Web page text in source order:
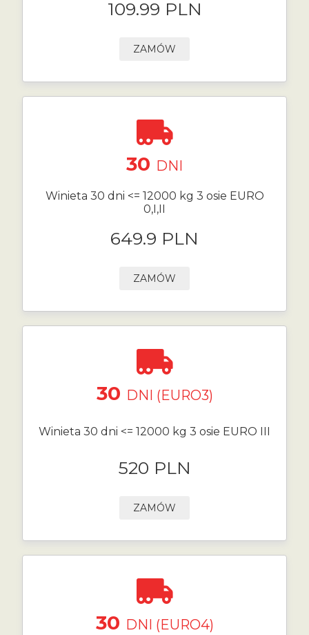
109.99 PLN
ZAMÓW
30 DNI
Winieta 30 dni <= 12000 kg 3 osie EURO
0,I,II
649.9 PLN
ZAMÓW
30 DNI (EURO3)
Winieta 30 dni <= 12000 kg 3 osie EURO III
520 PLN
ZAMÓW
30 DNI (EURO4)